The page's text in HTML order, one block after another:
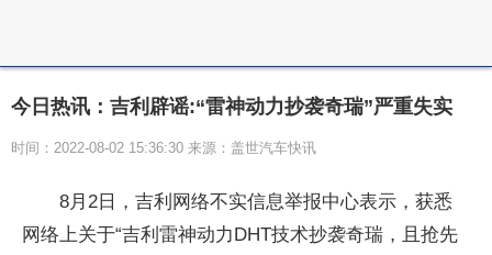
今日热讯：吉利辟谣:“雷神动力抄袭奇瑞”严重失实
时间：2022-08-02 15:36:30 来源：盖世汽车快讯
8月2日，吉利网络不实信息举报中心表示，获悉
网络上关于“吉利雷神动力DHT技术抄袭奇瑞，且抢先